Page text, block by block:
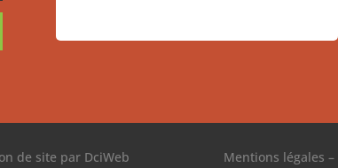
de site par DciWeb Mentions légales –